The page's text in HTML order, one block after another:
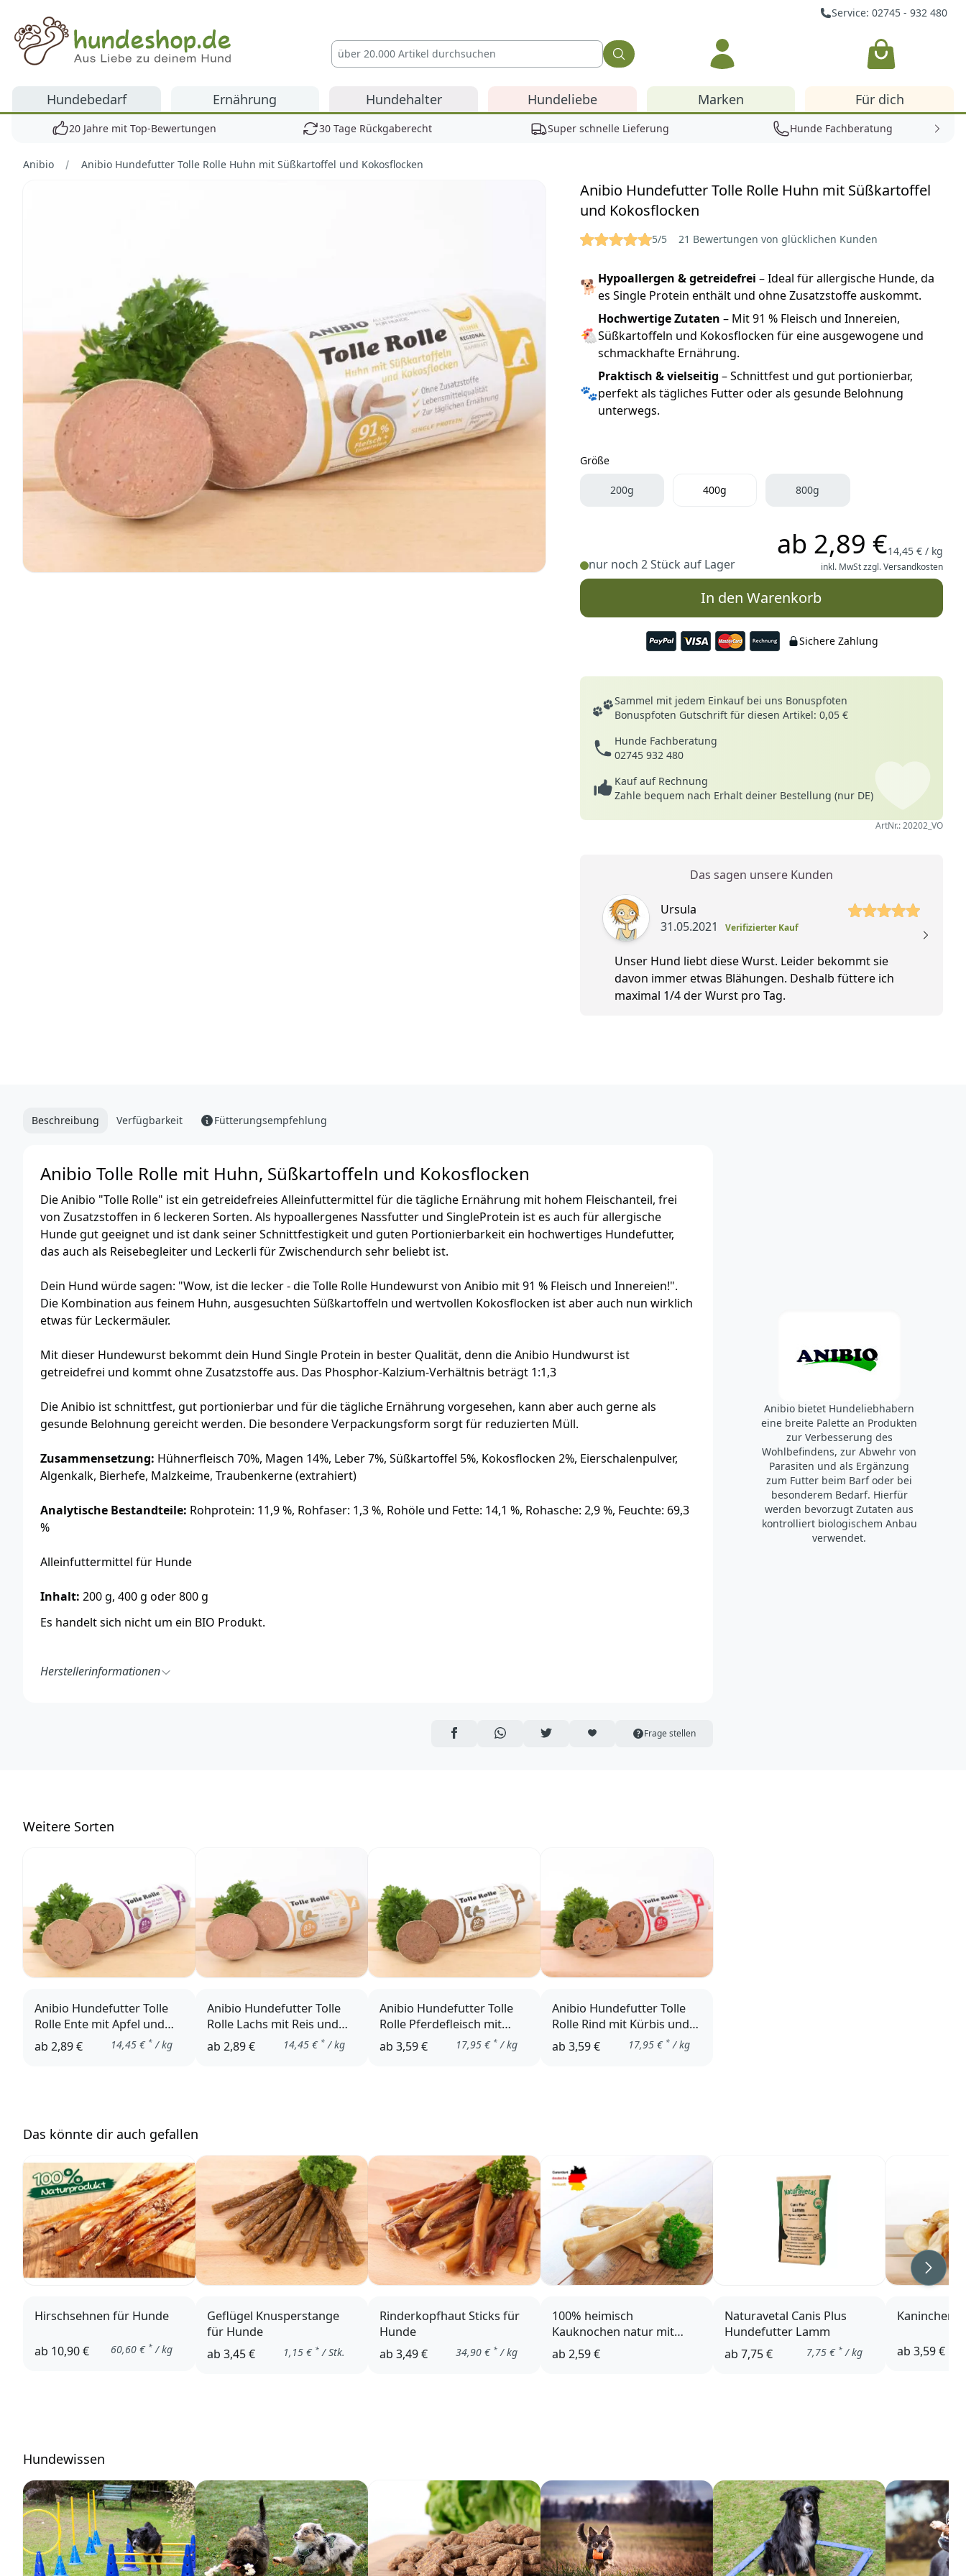
Service: 02745 - 932 480
Hundeshop.de
Warenkorb
Hundebedarf Ernährung Hundehalter Hundeliebe Marken Für dich
20 Jahre mit Top-Bewertungen 30 Tage Rückgaberecht Super schnelle Lieferung Hunde Fachberatung
Anibio Anibio Hundefutter Tolle Rolle Huhn mit Süßkartoffel und Kokosflocken
Anibio Hundefutter Tolle Rolle Huhn mit Süßkartoffel
und Kokosflocken
Reviews 5/5 21 Bewertungen von glücklichen Kunden
🐕Hypoallergen & getreidefrei – Ideal für allergische Hunde, da
es Single Protein enthält und ohne Zusatzstoffe auskommt.
🐔
Hochwertige Zutaten – Mit 91 % Fleisch und Innereien,
Süßkartoffeln und Kokosflocken für eine ausgewogene und
schmackhafte Ernährung.
🐾
Praktisch & vielseitig – Schnittfest und gut portionierbar,
perfekt als tägliches Futter oder als gesunde Belohnung
unterwegs.
Größe
200g 400g 800g
nur noch 2 Stück auf Lager
ab 2,89 €14,45 € / kg
inkl. MwSt zzgl.Versandkosten
In den Warenkorb
Sichere Zahlung
Deine Vorteile
Sammel mit jedem Einkauf bei uns Bonuspfoten
Bonuspfoten Gutschrift für diesen Artikel: 0,05 €
Hunde Fachberatung
02745 932 480
Kauf auf Rechnung
Zahle bequem nach Erhalt deiner Bestellung (nur DE)
ArtNr.: 20202_VO
Das sagen unsere Kunden
Ursula
31.05.2021
Verifizierter Kauf
5 von 5 Sterne
Unser Hund liebt diese Wurst. Leider bekommt sie
davon immer etwas Blähungen. Deshalb füttere ich
maximal 1/4 der Wurst pro Tag.
Beschreibung Verfügbarkeit Fütterungsempfehlung
Anibio Tolle Rolle mit Huhn, Süßkartoffeln und Kokosflocken
Die Anibio "Tolle Rolle" ist ein getreidefreies Alleinfuttermittel für die tägliche Ernährung mit hohem Fleischanteil, frei
von Zusatzstoffen in 6 leckeren Sorten. Als hypoallergenes Nassfutter und SingleProtein ist es auch für allergische
Hunde gut geeignet und ist dank seiner Schnittfestigkeit und guten Portionierbarkeit ein hochwertiges Hundefutter,
das auch als Reisebegleiter und Leckerli für Zwischendurch sehr beliebt ist.
Dein Hund würde sagen: "Wow, ist die lecker - die Tolle Rolle Hundewurst von Anibio mit 91 % Fleisch und Innereien!".
Die Kombination aus feinem Huhn, ausgesuchten Süßkartoffeln und wertvollen Kokosflocken ist aber auch nun wirklich
etwas für Leckermäuler.
Mit dieser Hundewurst bekommt dein Hund Single Protein in bester Qualität, denn die Anibio Hundwurst ist
getreidefrei und kommt ohne Zusatzstoffe aus. Das Phosphor-Kalzium-Verhältnis beträgt 1:1,3
Die Anibio ist schnittfest, gut portionierbar und für die tägliche Ernährung vorgesehen, kann aber auch gerne als
gesunde Belohnung gereicht werden. Die besondere Verpackungsform sorgt für reduzierten Müll.
Zusammensetzung: Hühnerfleisch 70%, Magen 14%, Leber 7%, Süßkartoffel 5%, Kokosflocken 2%, Eierschalenpulver,
Algenkalk, Bierhefe, Malzkeime, Traubenkerne (extrahiert)
Analytische Bestandteile: Rohprotein: 11,9 %, Rohfaser: 1,3 %, Rohöle und Fette: 14,1 %, Rohasche: 2,9 %, Feuchte: 69,3
%
Alleinfuttermittel für Hunde
Inhalt: 200 g, 400 g oder 800 g
Es handelt sich nicht um ein BIO Produkt.
Herstellerinformationen
AUF FACEBOOK TEILEN
ÜBER WHATSAPP TEILEN
AUF TWITTER TEILENARTIKEL AUF DIE MERKLISTE
Frage stellen
Anibio bietet Hundeliebhabern
eine breite Palette an Produkten
zur Verbesserung des
Wohlbefindens, zur Abwehr von
Parasiten und als Ergänzung
zum Futter beim Barf oder bei
besonderem Bedarf. Hierfür
werden bevorzugt Zutaten aus
kontrolliert biologischem Anbau
verwendet.
Weitere Sorten
Anibio Hundefutter Tolle
Rolle Ente mit Apfel und
Feldsalat
ab 2,89 € 14,45 € * / kg
Anibio Hundefutter Tolle
Rolle Lachs mit Reis und
Apfel
ab 2,89 € 14,45 € * / kg
Anibio Hundefutter Tolle
Rolle Pferdefleisch mit
Kartoffel
ab 3,59 € 17,95 € * / kg
Anibio Hundefutter Tolle
Rolle Rind mit Kürbis und
Buchweizen
ab 3,59 € 17,95 € * / kg
Das könnte dir auch gefallen
Hirschsehnen für Hunde
ab 10,90 € 60,60 € * / kg
Geflügel Knusperstange
für Hunde
ab 3,45 € 1,15 € * / Stk.
Rinderkopfhaut Sticks für
Hunde
ab 3,49 € 34,90 € * / kg
100% heimisch
Kauknochen natur mit
Pansen
ab 2,59 €
Naturavetal Canis Plus
Hundefutter Lamm
ab 7,75 € 7,75 € * / kg ab 3,59 €
Weiter
Hundewissen